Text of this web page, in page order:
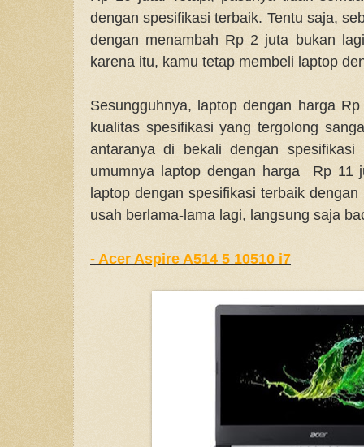
dengan spesifikasi terbaik. Tentu saja,
dengan menambah Rp 2 juta bukan
karena itu, kamu tetap membeli laptop
Sesungguhnya, laptop dengan harga
kualitas spesifikasi yang tergolong
antaranya di bekali dengan
umumnya laptop dengan harga Rp 11
laptop dengan spesifikasi terbaik
usah berlama-lama lagi, langsung saja
- Acer Aspire A514 5 10510 i7